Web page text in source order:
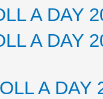
A DAY
A DAY
A DAY